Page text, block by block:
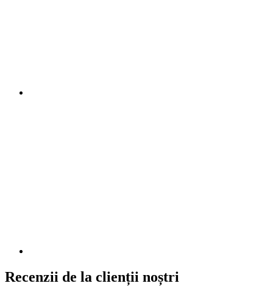
Recenzii de la clienții noștri